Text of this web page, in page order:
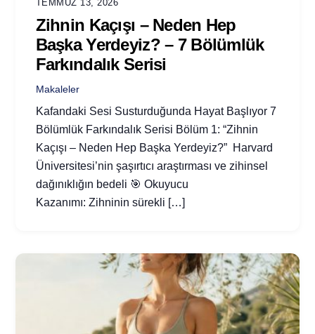
TEMMUZ 13, 2026
Zihnin Kaçışı – Neden Hep
Başka Yerdeyiz? – 7 Bölümlük
Farkındalık Serisi
Makaleler
Kafandaki Sesi Susturduğunda Hayat Başlıyor 7
Bölümlük Farkındalık Serisi Bölüm 1: “Zihnin
Kaçışı – Neden Hep Başka Yerdeyiz?” Harvard
Üniversitesi’nin şaşırtıcı araştırması ve zihinsel
dağınıklığın bedeli 🎯 Okuyucu
Kazanımı: Zihninin sürekli […]